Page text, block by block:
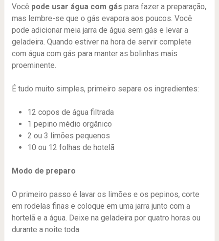
Você pode usar água com gás para fazer a preparação,
mas lembre-se que o gás evapora aos poucos. Você
pode adicionar meia jarra de água sem gás e levar a
geladeira. Quando estiver na hora de servir complete
com água com gás para manter as bolinhas mais
proeminente.
É tudo muito simples, primeiro separe os ingredientes:
12 copos de água filtrada
1 pepino médio orgânico
2 ou 3 limões pequenos
10 ou 12 folhas de hotelã
Modo de preparo
O primeiro passo é lavar os limões e os pepinos, corte
em rodelas finas e coloque em uma jarra junto com a
hortelã e a água. Deixe na geladeira por quatro horas ou
durante a noite toda.